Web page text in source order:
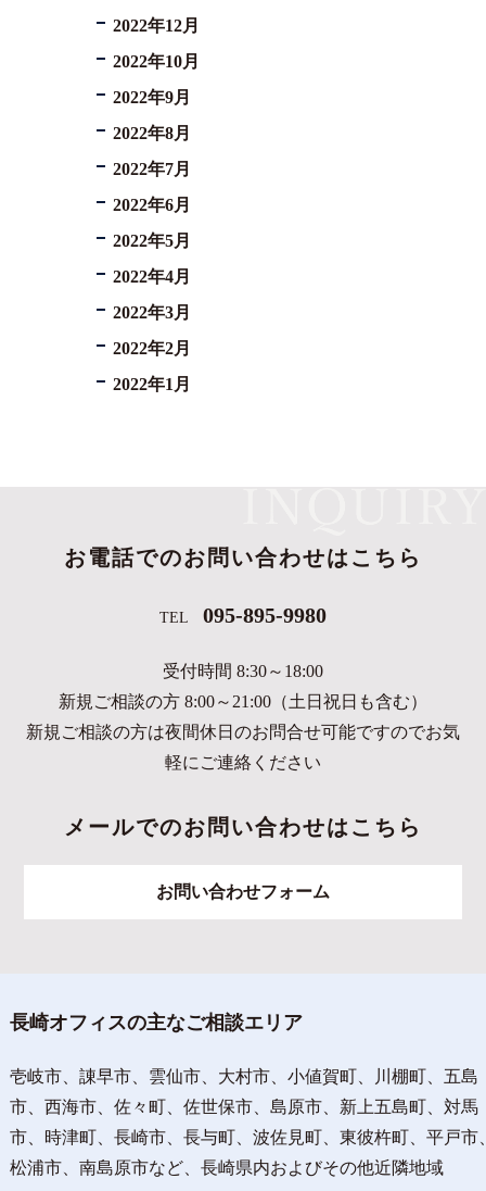
2022年12月
2022年10月
2022年9月
2022年8月
2022年7月
2022年6月
2022年5月
2022年4月
2022年3月
2022年2月
2022年1月
お電話でのお問い合わせはこちら
TEL 095-895-9980
受付時間 8:30～18:00
新規ご相談の方 8:00～21:00（土日祝日も含む）
新規ご相談の方は夜間休日のお問合せ可能ですのでお気
軽にご連絡ください
メールでのお問い合わせはこちら
お問い合わせフォーム
長崎オフィスの主なご相談エリア
壱岐市、諌早市、雲仙市、大村市、小値賀町、川棚町、五島
市、西海市、佐々町、佐世保市、島原市、新上五島町、対馬
市、時津町、長崎市、長与町、波佐見町、東彼杵町、平戸市
松浦市、南島原市など、長崎県内およびその他近隣地域